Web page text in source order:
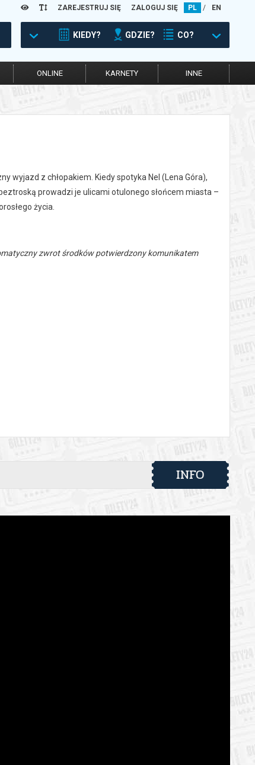
ZAREJESTRUJ SIĘ ZALOGUJ SIĘ PL / EN
KIEDY? GDZIE? CO?
ONLINE KARNETY INNE
wyjazd z chłopakiem. Kiedy spotyka Nel (Lena Góra),
prowadzi je ulicami otulonego słońcem miasta –
życia.
zwrot środków potwierdzony komunikatem
INFO